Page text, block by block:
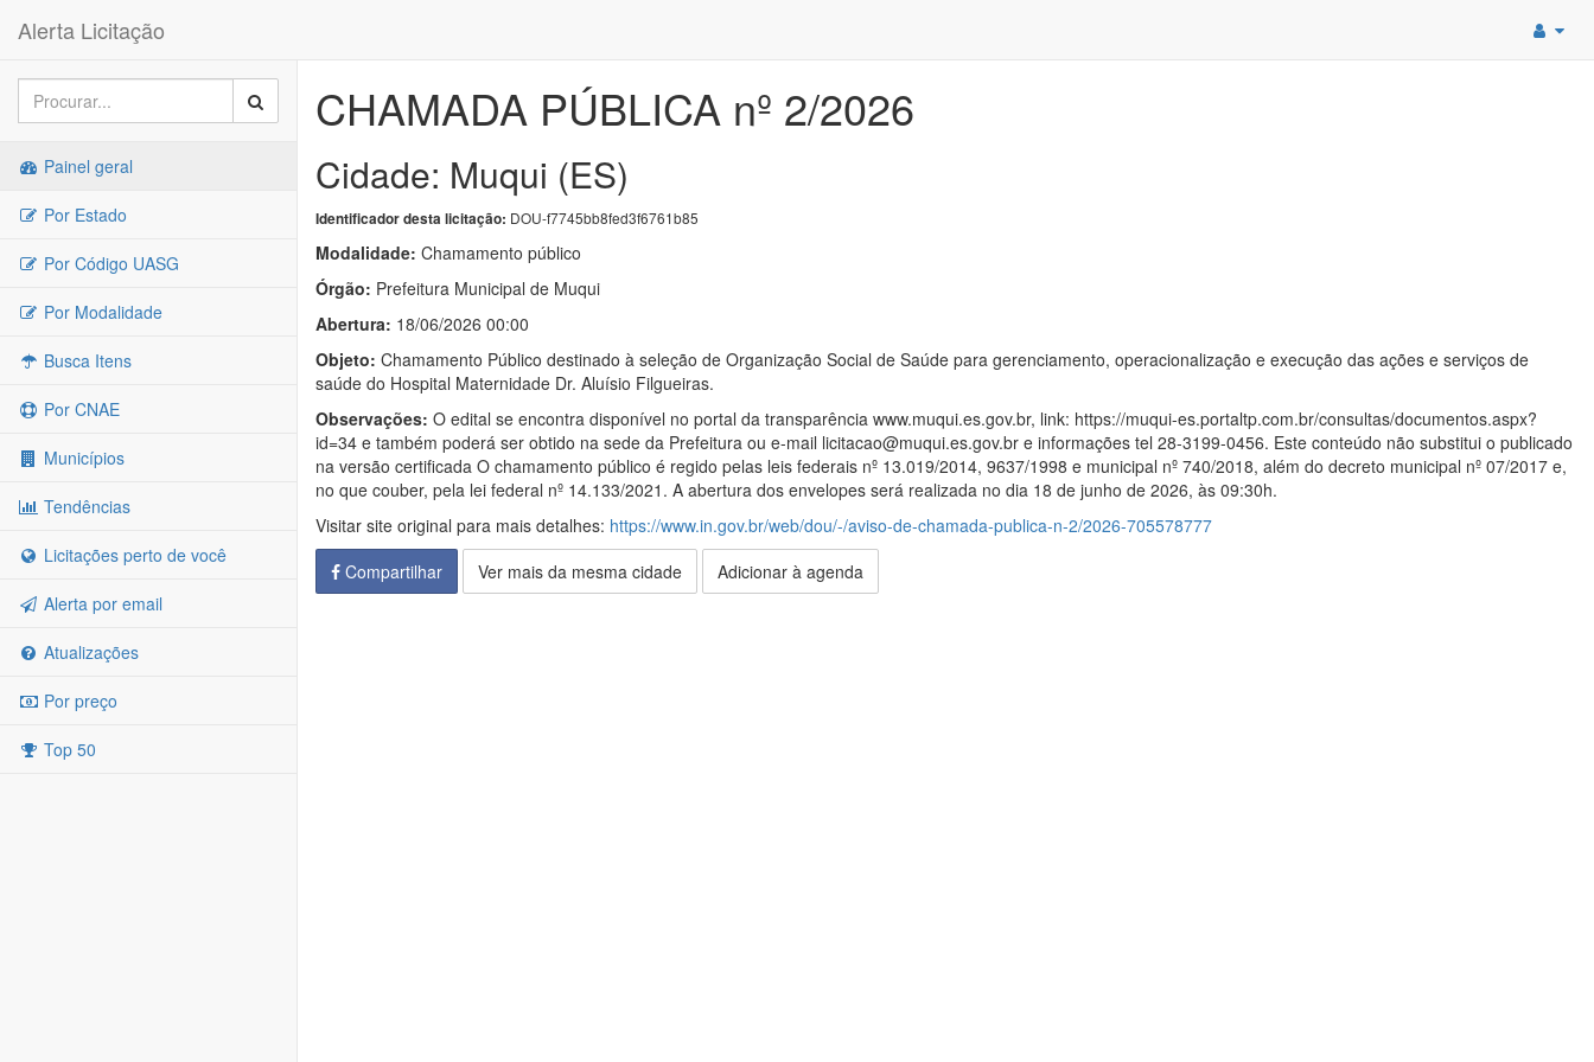
Alerta Licitação
Painel geral
Por Estado
Por Código UASG
Por Modalidade
Busca Itens
Por CNAE
Municípios
Tendências
Licitações perto de você
Alerta por email
Atualizações
Por preço
Top 50
CHAMADA PÚBLICA nº 2/2026
Cidade: Muqui (ES)
Identificador desta licitação: DOU-f7745bb8fed3f6761b85
Modalidade: Chamamento público
Órgão: Prefeitura Municipal de Muqui
Abertura: 18/06/2026 00:00
Objeto: Chamamento Público destinado à seleção de Organização Social de Saúde para gerenciamento, operacionalização e execução das ações e serviços de
saúde do Hospital Maternidade Dr. Aluísio Filgueiras.
Observações: O edital se encontra disponível no portal da transparência www.muqui.es.gov.br, link: https://muqui-es.portaltp.com.br/consultas/documentos.aspx?
id=34 e também poderá ser obtido na sede da Prefeitura ou e-mail licitacao@muqui.es.gov.br e informações tel 28-3199-0456. Este conteúdo não substitui o publicado
na versão certificada O chamamento público é regido pelas leis federais nº 13.019/2014, 9637/1998 e municipal nº 740/2018, além do decreto municipal nº 07/2017 e,
no que couber, pela lei federal nº 14.133/2021. A abertura dos envelopes será realizada no dia 18 de junho de 2026, às 09:30h.
Visitar site original para mais detalhes: https://www.in.gov.br/web/dou/-/aviso-de-chamada-publica-n-2/2026-705578777
Compartilhar
Ver mais da mesma cidade Adicionar à agenda